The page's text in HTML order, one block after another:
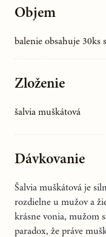
Objem
balenie obsahuje 30ks
Zloženie
šalvia muškátová
Dávkovanie
Šalvia muškátová je
rozdielne u mužov a
krásne vonia, mužom
paradox, že práve